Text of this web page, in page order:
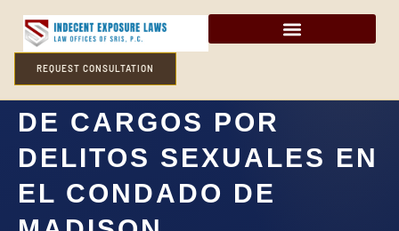
REQUEST CONSULTATION
CÓMO DEFENDERSE
DE CARGOS POR
DELITOS SEXUALES EN
EL CONDADO DE